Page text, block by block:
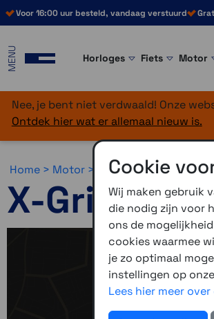
Voor 16:00 uur besteld, vandaag verstuurd
MENU Horloges Fiets Motor
Nee, je bent niet verdwaald! Onze
Ontdek hier wat er allemaal nieuw is.
Home > Motor > Montage > RAM
X-Grip en
Cookie
Wij maken gebruik
die nodig zijn voor
ons de
cookies waarmee
je zo optimaal
instellingen op
Lees hier meer